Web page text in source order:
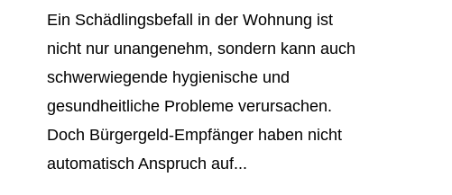
Ein Schädlingsbefall in der Wohnung ist
nicht nur unangenehm, sondern kann auch
schwerwiegende hygienische und
gesundheitliche Probleme verursachen.
Doch Bürgergeld-Empfänger haben nicht
automatisch Anspruch auf...